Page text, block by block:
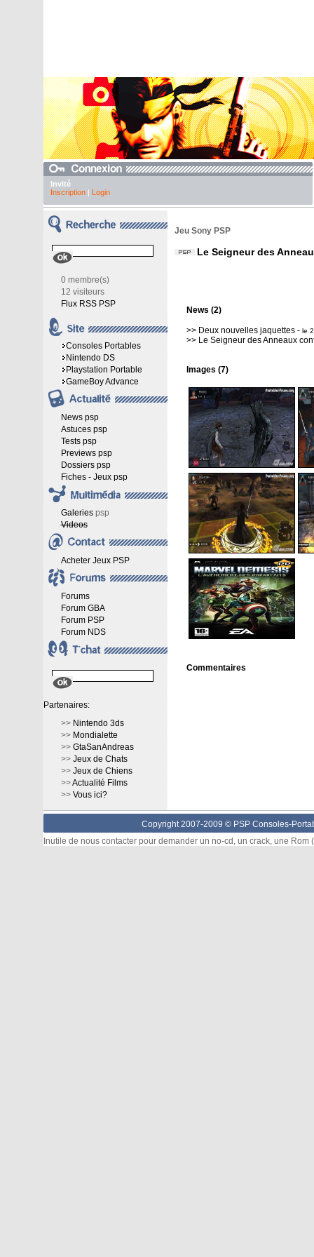
Invité
Inscription| Login
0 membre(s)
12 visiteurs
Flux RSS PSP
Consoles Portables
Nintendo DS
Playstation Portable
GameBoy Advance
News psp
Astuces psp
Tests psp
Previews psp
Dossiers psp
Fiches - Jeux psp
Galeriespsp
Videos
Acheter Jeux PSP
Forums
Forum GBA
Forum PSP
Forum NDS
Partenaires:
>> Nintendo 3ds
>> Mondialette
>> GtaSanAndreas
>> Jeux de Chats
>> Jeux de Chiens
>>Actualité Films
>> Vous ici?
Jeu Sony PSP
Le Seigneur des
News (2)
>> Deux nouvelles jaquettes - le
>> Le Seigneur des Anneaux
Images (7)
Commentaires
Copyright 2007-2009 © PSP Consoles-
Inutile de nous contacter pour demander un no-cd, un crack, une